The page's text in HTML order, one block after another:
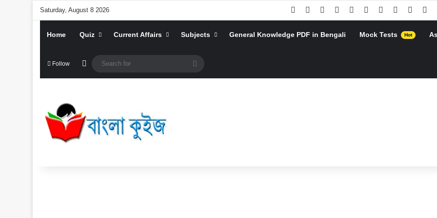
Saturday, August 8 2026 Facebook PinterestYouTubeInstagramGoogle Play
TelegramWhatsApp
RSS
Home Quiz Current Affairs Subjects General Knowledge PDF in Bengali Mock Tests Hot
Follow Random Article Search
for